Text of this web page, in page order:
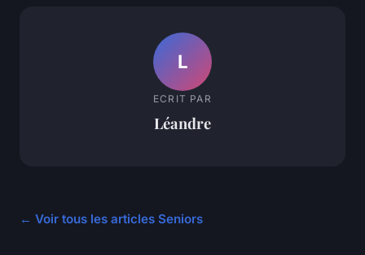
L
ECRIT PAR
Léandre
← Voir tous les articles Seniors